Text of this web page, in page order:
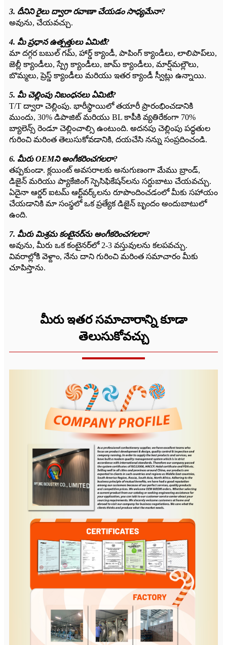
3. దీనిని రైలు ద్వారా రవాణా చేయడం సాధ్యమేనా?
అవును, చేయవచ్చు.
4. మీ ప్రధాన ఉత్పత్తులు ఏమిటి?
మా దగ్గర బబుల్ గమ్, హార్డ్ క్యాండీ, పాపింగ్ క్యాండీలు, లాలిపాప్‌లు,
జెల్లీ క్యాండీలు, స్ప్రే క్యాండీలు, జామ్ క్యాండీలు, మార్ష్‌మల్లౌలు,
బొమ్మలు, ప్రెస్డ్ క్యాండీలు మరియు ఇతర క్యాండీ స్వీట్లు ఉన్నాయి.
5. మీ చెల్లింపు నిబంధనలు ఏమిటి?
T/T ద్వారా చెల్లింపు. భారీస్థాయిలో తయారీ ప్రారంభించడానికి
ముందు, 30% డిపాజిట్ మరియు BL కాపీకి వ్యతిరేకంగా 70%
బ్యాలెన్స్ రెండూ చెల్లించాల్సి ఉంటుంది. అదనపు చెల్లింపు పద్ధతుల
గురించి మరింత తెలుసుకోవడానికి, దయచేసి నన్ను సంప్రదించండి.
6. మీరు OEMని అంగీకరించగలరా?
తప్పకుండా. క్లయింట్ అవసరాలకు అనుగుణంగా మేము బ్రాండ్,
డిజైన్ మరియు ప్యాకేజింగ్ స్పెసిఫికేషన్‌లను సర్దుబాటు చేయవచ్చు.
ఏదైనా ఆర్డర్ ఐటమ్ ఆర్ట్‌వర్క్‌లను రూపొందించడంలో మీకు సహాయం
చేయడానికి మా సంస్థలో ఒక ప్రత్యేక డిజైన్ బృందం అందుబాటులో
ఉంది.
7. మీరు మిశ్రమ కంటైనర్‌ను అంగీకరించగలరా?
అవును, మీరు ఒక కంటైనర్‌లో 2-3 వస్తువులను కలపవచ్చు.
వివరాల్లోకి వెళ్దాం, నేను దాని గురించి మరింత సమాచారం మీకు
చూపిస్తాను.
మీరు ఇతర సమాచారాన్ని కూడా
తెలుసుకోవచ్చు